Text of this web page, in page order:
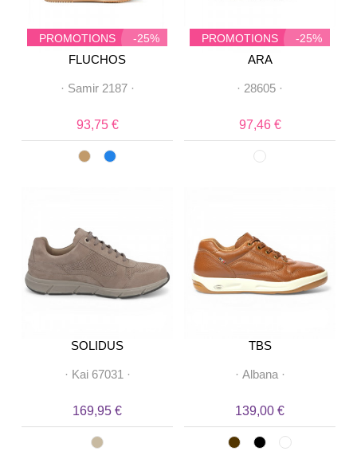
PROMOTIONS -25%
FLUCHOS
· Samir 2187·
93,75 €
PROMOTIONS -25%
ARA
· 28605 ·
97,46 €
SOLIDUS
· Kai 67031 ·
169,95 €
TBS
· Albana·
139,00 €